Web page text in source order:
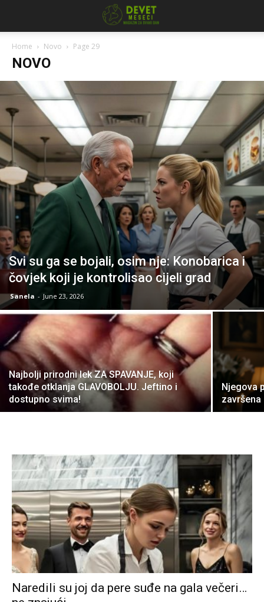
Home Novo Page 29
NOVO
Svi su ga se bojali, osim nje: Konobarica i
čovjek koji je kontrolisao cijeli grad
Sanela - June 23, 2026
Najbolji prirodni lek ZA SPAVANJE, koji
takođe otklanja GLAVOBOLJU. Jeftino i
dostupno svima!
Njegova
Naredili su joj da pere suđe na gala večeri…